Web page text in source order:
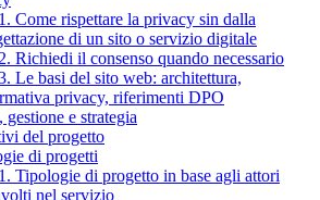
Come rispettare la privacy sin dalla
di un sito o servizio digitale
Richiedi il consenso quando necessario
Le basi del sito web: architettura,
privacy, riferimenti DPO
e strategia
del progetto
di progetti
Tipologie di progetto in base agli attori
nel servizio